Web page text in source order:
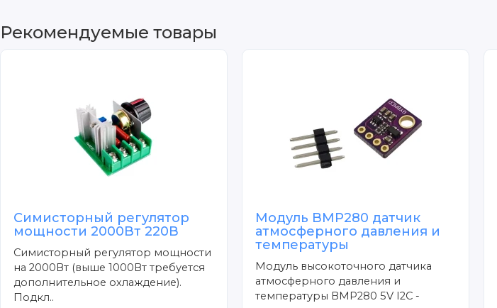
Рекомендуемые товары
Симисторный регулятор
мощности 2000Вт 220В
Симисторный регулятор мощности
на 2000Вт (выше 1000Вт требуется
дополнительное охлаждение).
Подкл..
Модуль BMP280 датчик
атмосферного давления и
температуры
Модуль высокоточного датчика
атмосферного давления и
температуры BMP280 5V I2C -